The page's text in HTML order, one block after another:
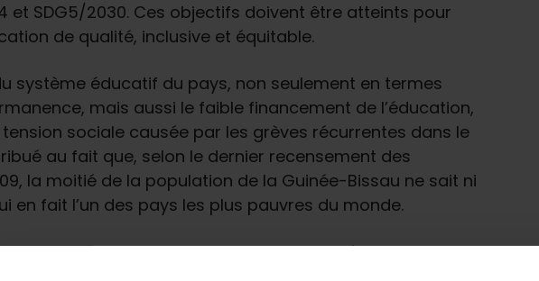
et SDG5/2030. Ces objectifs doivent être atteints pour
de qualité, inclusive et équitable.
système éducatif du pays, non seulement en termes
mais aussi le faible financement de l’éducation,
sociale causée par les grèves récurrentes dans le
au fait que, selon le dernier recensement des
la moitié de la population de la Guinée-Bissau ne sait ni
en fait l’un des pays les plus pauvres du monde.
inverser ces indicateurs, le RECEPT-GB prévoit de mener
de sensibilisation et de plaidoyer dans différents